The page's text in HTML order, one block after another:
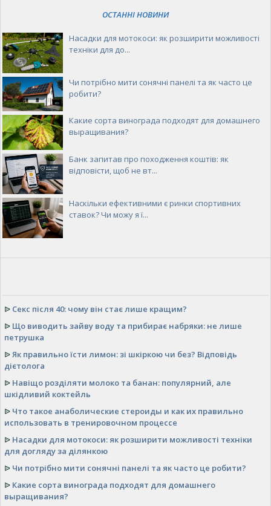
ОСТАННІ НОВИНИ
Насадки для мотокоси: як розширити можливості
техніки для до...
Чи потрібно мити сонячні панелі та як часто це
робити?
Какие сорта винограда подходят для домашнего
выращивания?
Банк запитав про походження коштів: як
відповісти, щоб не вт...
Наскільки ефективними є ринки спортивних
ставок? Чи можу я ї...
ᐉ Секс після 40: чому він стає лише кращим?
ᐉ Що виводить зайву воду та прибирає набряки: не лише
петрушка
ᐉЯк правильно їсти лимон: зі шкіркою чи без? Відповідь
дієтолога
ᐉ Навіщо розділяти молоко та банан: популярний, але
шкідливий коктейль
ᐉ Что такое анаболические стероиды и как их правильно
использовать в тренировочном процессе
ᐉ Насадки для мотокоси: як розширити можливості техніки
для догляду за ділянкою
ᐉ Чи потрібно мити сонячні панелі та як часто це робити?
ᐉ Какие сорта винограда подходят для домашнего
выращивания?